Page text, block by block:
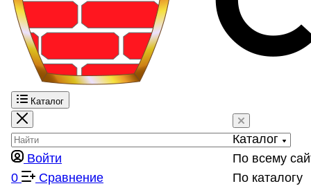
Каталог
Каталог
По всему
По каталогу
Войти
0
Сравнение